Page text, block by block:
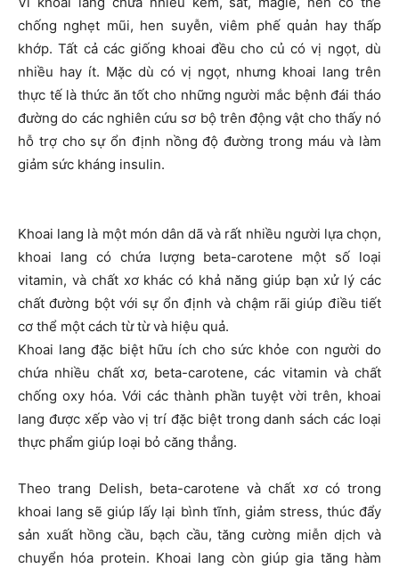
chống nghẹt mũi, hen suyễn, viêm phế quản hay thấp
khớp. Tất cả các giống khoai đều cho củ có vị ngọt, dù
nhiều hay ít. Mặc dù có vị ngọt, nhưng khoai lang trên
thực tế là thức ăn tốt cho những người mắc bệnh đái tháo
đường do các nghiên cứu sơ bộ trên động vật cho thấy nó
hỗ trợ cho sự ổn định nồng độ đường trong máu và làm
giảm sức kháng insulin.
Khoai lang là một món dân dã và rất nhiều người lựa chọn,
khoai lang có chứa lượng beta-carotene một số loại
vitamin, và chất xơ khác có khả năng giúp bạn xử lý các
chất đường bột với sự ổn định và chậm rãi giúp điều tiết
cơ thể một cách từ từ và hiệu quả.
Khoai lang đặc biệt hữu ích cho sức khỏe con người do
chứa nhiều chất xơ, beta-carotene, các vitamin và chất
chống oxy hóa. Với các thành phần tuyệt vời trên, khoai
lang được xếp vào vị trí đặc biệt trong danh sách các loại
thực phẩm giúp loại bỏ căng thẳng.
Theo trang Delish, beta-carotene và chất xơ có trong
khoai lang sẽ giúp lấy lại bình tĩnh, giảm stress, thúc đẩy
sản xuất hồng cầu, bạch cầu, tăng cường miễn dịch và
chuyển hóa protein. Khoai lang còn giúp gia tăng hàm